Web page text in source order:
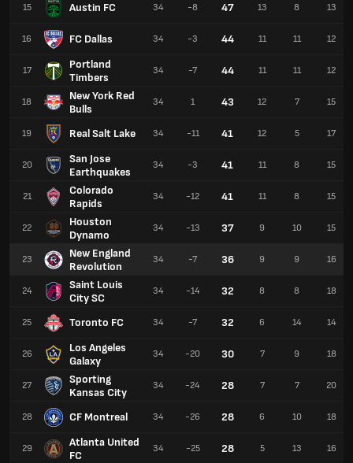
15 Austin FC
16 FC Dallas
17
Portland
Timbers
18
New York Red
Bulls
19 Real Salt Lake
20
San Jose
Earthquakes
21
Colorado
Rapids
22
Houston
Dynamo
23
New England
Revolution
24
Saint Louis
City SC
25 Toronto FC
26
Los Angeles
Galaxy
27
Sporting
Kansas City
28 CF Montreal
29
Atlanta United
FC
34 -8 47 13 8 13
34 -3 44 11 11 12
34 -7 44 11 11 12
34 1 43 12 7 15
34 -11 41 12 5 17
34 -3 41 11 8 15
34 -12 41 11 8 15
34 -13 37 9 10 15
34 -7 36 9 9 16
34 -14 32 8 8 18
34 -7 32 6 14 14
34 -20 30 7 9 18
34 -24 28 7 7 20
34 -26 28 6 10 18
34 -25 28 5 13 16